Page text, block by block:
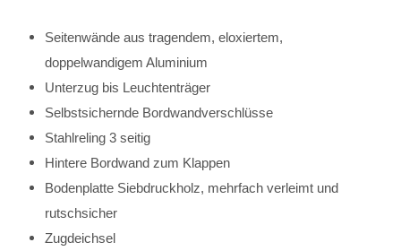
Seitenwände aus tragendem, eloxiertem,
doppelwandigem Aluminium
Unterzug bis Leuchtenträger
Selbstsichernde Bordwandverschlüsse
Stahlreling 3 seitig
Hintere Bordwand zum Klappen
Bodenplatte Siebdruckholz, mehrfach verleimt und
rutschsicher
Zugdeichsel